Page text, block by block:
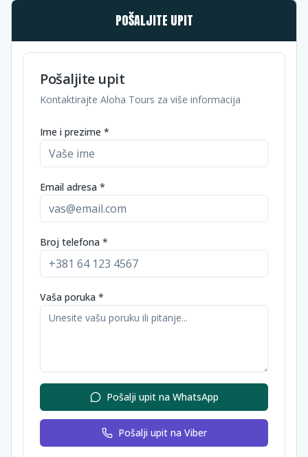
POŠALJITE UPIT
Pošaljite upit
Kontaktirajte Aloha Tours za više informacija
Ime i prezime *
Email adresa *
Broj telefona *
Vaša poruka *
Pošalji upit na WhatsApp
Pošalji upit na Viber